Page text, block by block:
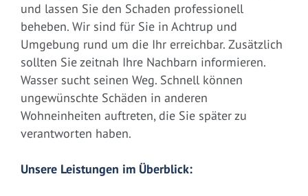
und lassen Sie den Schaden professionell
beheben. Wir sind für Sie in Achtrup und
Umgebung rund um die Ihr erreichbar. Zusätzlich
sollten Sie zeitnah Ihre Nachbarn informieren.
Wasser sucht seinen Weg. Schnell können
ungewünschte Schäden in anderen
Wohneinheiten auftreten, die Sie später zu
verantworten haben.
Unsere Leistungen im Überblick: